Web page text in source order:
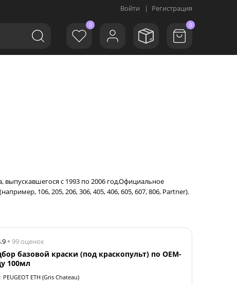
Войти | Регистрация
0 0
выпускавшегося с 1993 по 2006 год.Официальное
106, 205, 206, 306, 405, 406, 605, 607, 806, Partner).
99 оценок
базовой краски (под краскопульт) по OEM-
100мл
PEUGEOT ETH (Gris Chateau)